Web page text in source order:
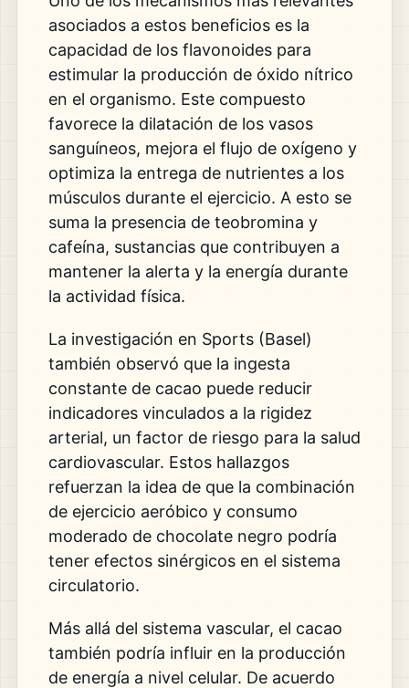
asociados a estos beneficios es la
capacidad de los flavonoides para
estimular la producción de óxido nítrico
en el organismo. Este compuesto
favorece la dilatación de los vasos
sanguíneos, mejora el flujo de oxígeno y
optimiza la entrega de nutrientes a los
músculos durante el ejercicio. A esto se
suma la presencia de teobromina y
cafeína, sustancias que contribuyen a
mantener la alerta y la energía durante
la actividad física.
La investigación en Sports (Basel)
también observó que la ingesta
constante de cacao puede reducir
indicadores vinculados a la rigidez
arterial, un factor de riesgo para la salud
cardiovascular. Estos hallazgos
refuerzan la idea de que la combinación
de ejercicio aeróbico y consumo
moderado de chocolate negro podría
tener efectos sinérgicos en el sistema
circulatorio.
Más allá del sistema vascular, el cacao
también podría influir en la producción
de energía a nivel celular. De acuerdo